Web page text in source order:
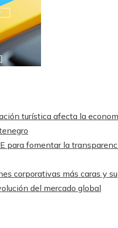
turística afecta la
para fomentar la
corporativas más caras y su
del mercado global